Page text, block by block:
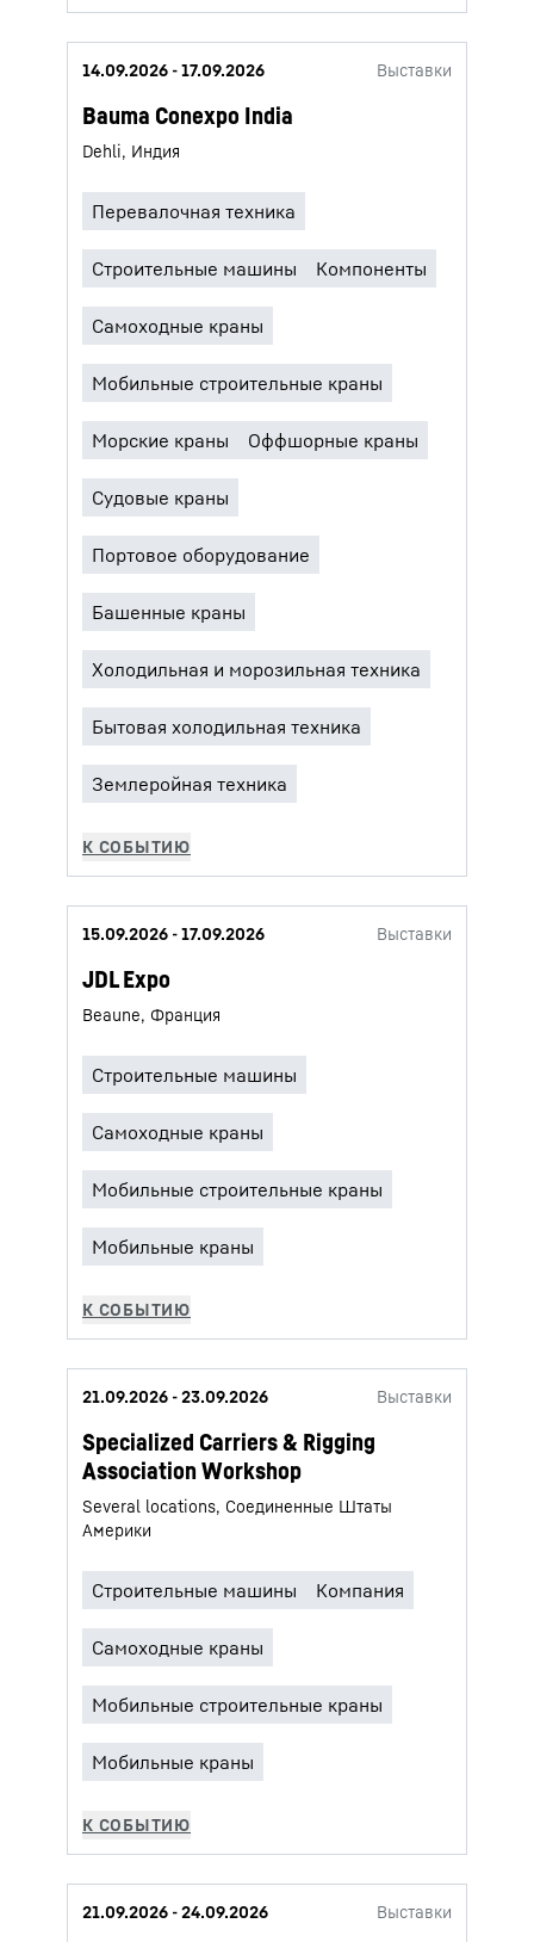
14.09.2026 - 17.09.2026 Выставки
Bauma Conexpo India
Dehli, Индия
15.09.2026 - 17.09.2026 Выставки
JDL Expo
Beaune, Франция
21.09.2026 - 23.09.2026 Выставки
Specialized Carriers & Rigging
Association Workshop
Several locations, Соединенные Штаты
Америки
21.09.2026 - 24.09.2026 Выставки